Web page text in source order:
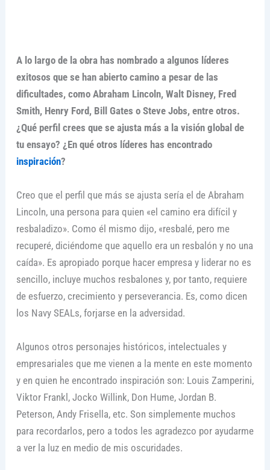
A lo largo de la obra has nombrado a algunos líderes
exitosos que se han abierto camino a pesar de las
dificultades, como Abraham Lincoln, Walt Disney, Fred
Smith, Henry Ford, Bill Gates o Steve Jobs, entre otros.
¿Qué perfil crees que se ajusta más a la visión global de
tu ensayo? ¿En qué otros líderes has encontrado
inspiración?
Creo que el perfil que más se ajusta sería el de Abraham
Lincoln, una persona para quien «el camino era difícil y
resbaladizo». Como él mismo dijo, «resbalé, pero me
recuperé, diciéndome que aquello era un resbalón y no una
caída». Es apropiado porque hacer empresa y liderar no es
sencillo, incluye muchos resbalones y, por tanto, requiere
de esfuerzo, crecimiento y perseverancia. Es, como dicen
los Navy SEALs, forjarse en la adversidad.
Algunos otros personajes históricos, intelectuales y
empresariales que me vienen a la mente en este momento
y en quien he encontrado inspiración son: Louis Zamperini,
Viktor Frankl, Jocko Willink, Don Hume, Jordan B.
Peterson, Andy Frisella, etc. Son simplemente muchos
para recordarlos, pero a todos les agradezco por ayudarme
a ver la luz en medio de mis oscuridades.